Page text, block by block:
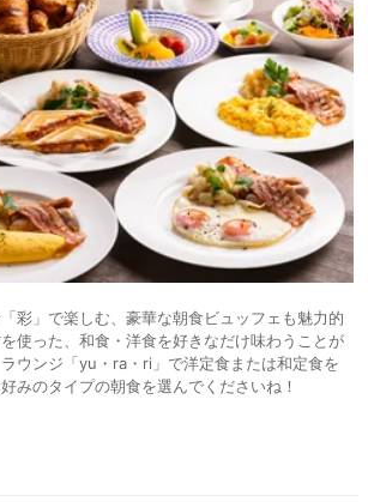
彩」で楽しむ、豪華な朝食ビュッフェも魅力的
使った、和食・洋食を好きなだけ味わうことが
ウンジ「yu・ra・ri」で洋定食または和定食を
みのタイプの朝食を選んでくださいね！